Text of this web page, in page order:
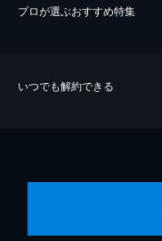
プロが選ぶおすすめ特集
いつでも解約できる